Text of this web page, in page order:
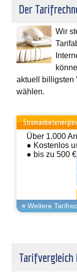
Der
Wir
aktuell billigsten
wählen.
Über 1.000
● Kostenlos
● bis zu 500
Tarifvergleich